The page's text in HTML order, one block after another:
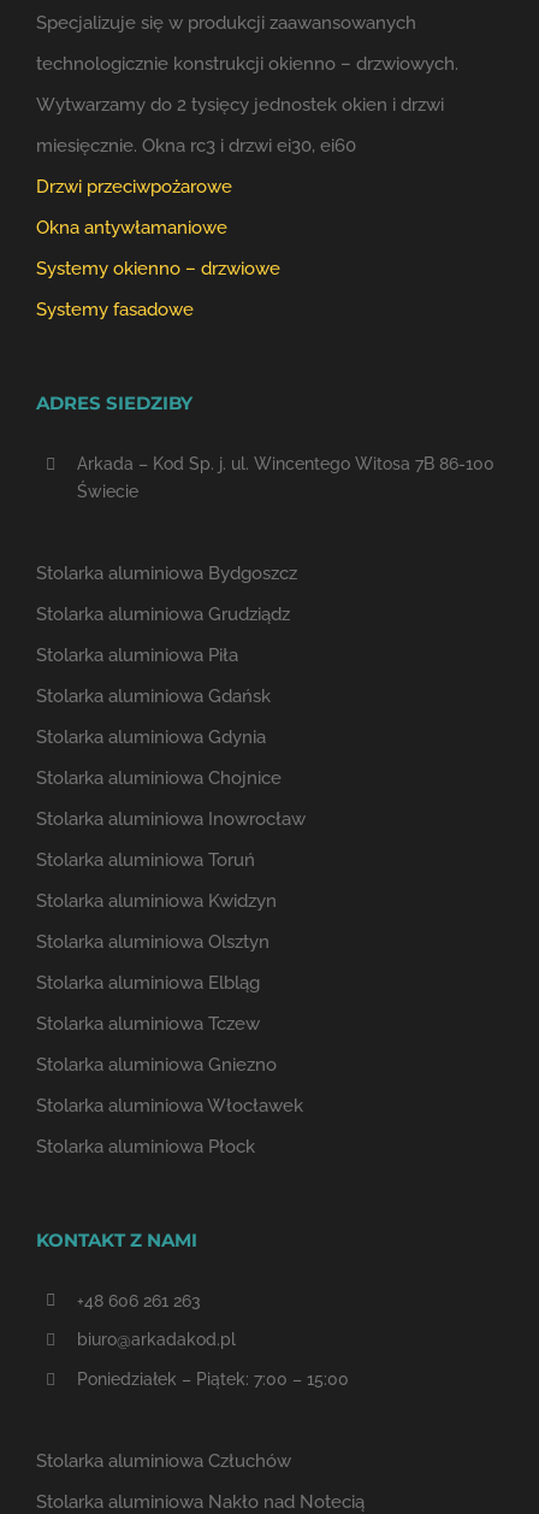
Specjalizuje się w produkcji zaawansowanych
technologicznie konstrukcji okienno – drzwiowych.
Wytwarzamy do 2 tysięcy jednostek okien i drzwi
miesięcznie. Okna rc3 i drzwi ei30, ei60
Drzwi przeciwpożarowe
Okna antywłamaniowe
Systemy okienno – drzwiowe
Systemy fasadowe
ADRES SIEDZIBY
Arkada – Kod Sp. j. ul. Wincentego Witosa 7B 86-100
Świecie
Stolarka aluminiowa Bydgoszcz
Stolarka aluminiowa Grudziądz
Stolarka aluminiowa Piła
Stolarka aluminiowa Gdańsk
Stolarka aluminiowa Gdynia
Stolarka aluminiowa Chojnice
Stolarka aluminiowa Inowrocław
Stolarka aluminiowa Toruń
Stolarka aluminiowa Kwidzyn
Stolarka aluminiowa Olsztyn
Stolarka aluminiowa Elbląg
Stolarka aluminiowa Tczew
Stolarka aluminiowa Gniezno
Stolarka aluminiowa Włocławek
Stolarka aluminiowa Płock
KONTAKT Z NAMI
+48 606 261 263
biuro@arkadakod.pl
Poniedziałek – Piątek: 7:00 – 15:00
Stolarka aluminiowa Człuchów
Stolarka aluminiowa Nakło nad Notecią